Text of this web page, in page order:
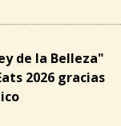
de la Belleza"
2026 gracias